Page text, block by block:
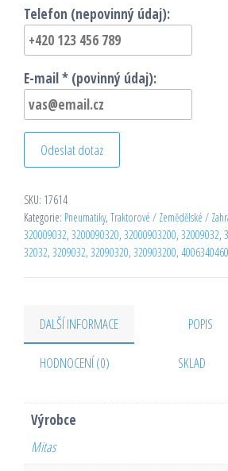
Telefon (nepovinný údaj):
E-mail * (povinný údaj):
Odeslat dotaz
SKU: 17614
Kategorie: Pneumatiky, Traktorové / Zemědělské /
320009032, 3200090320, 32000903200, 32009032,
32032, 3209032, 32090320, 320903200,
DALŠÍ INFORMACE POPIS
HODNOCENÍ (0) SKLAD
Výrobce
Mitas